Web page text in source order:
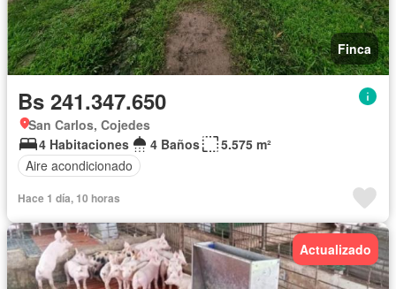
Finca
Bs 241.347.650
San Carlos, Cojedes
4 Habitaciones
4 Baños
5.575 m²
Aire acondicionado
Hace 1 día, 10 horas
Actualizado